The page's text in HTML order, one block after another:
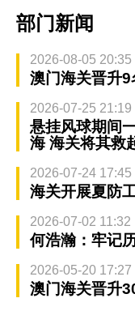
部门新闻
2026-08-05 20:35
澳门海关晋升
2026-07-25 21:19
悬挂风球期间
海 海关将其救
2026-07-24 17:45
海关开展夏防
2026-07-02 11:32
何浩瀚：牢记
2026-05-20 17:27
澳门海关晋升